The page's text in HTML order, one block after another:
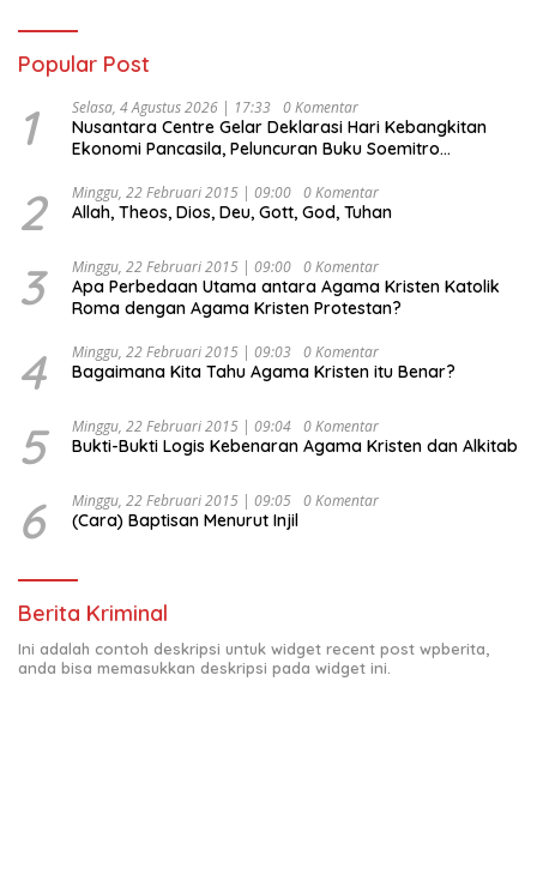
Popular Post
1 Selasa, 4 Agustus 2026 | 17:33 0 Komentar
Nusantara Centre Gelar Deklarasi Hari Kebangkitan
Ekonomi Pancasila, Peluncuran Buku Soemitro
Ekonomi Politik Indonesia) & Simposium Nasional
“Urgensi Undang-Undang Perekonomian Nasional dan
Indonesia Emas 2045”,
2 Minggu, 22 Februari 2015 | 09:00 0 Komentar
Allah, Theos, Dios, Deu, Gott, God, Tuhan
3 Minggu, 22 Februari 2015 | 09:00 0 Komentar
Apa Perbedaan Utama antara Agama Kristen Katolik
Roma dengan Agama Kristen Protestan?
4 Minggu, 22 Februari 2015 | 09:03 0 Komentar
Bagaimana Kita Tahu Agama Kristen itu Benar?
5 Minggu, 22 Februari 2015 | 09:04 0 Komentar
Bukti-Bukti Logis Kebenaran Agama Kristen dan Alkitab
6 Minggu, 22 Februari 2015 | 09:05 0 Komentar
(Cara) Baptisan Menurut Injil
Berita Kriminal
Ini adalah contoh deskripsi untuk widget recent post wpberita,
anda bisa memasukkan deskripsi pada widget ini.